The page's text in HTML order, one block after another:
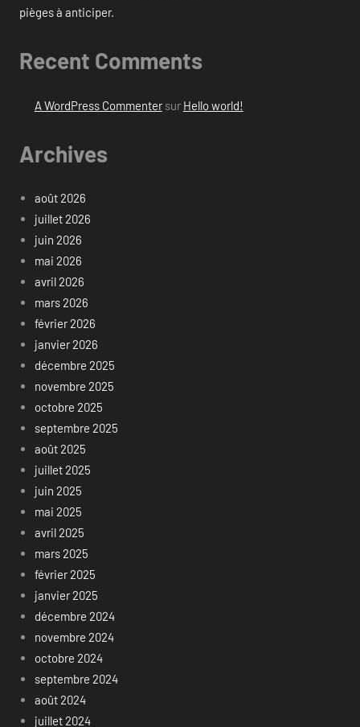
pièges à anticiper.
Recent Comments
A WordPress Commentersur Hello world!
Archives
août 2026
juillet 2026
juin 2026
mai 2026
avril 2026
mars 2026
février 2026
janvier 2026
décembre 2025
novembre 2025
octobre 2025
septembre 2025
août 2025
juillet 2025
juin 2025
mai 2025
avril 2025
mars 2025
février 2025
janvier 2025
décembre 2024
novembre 2024
octobre 2024
septembre 2024
août 2024
juillet 2024